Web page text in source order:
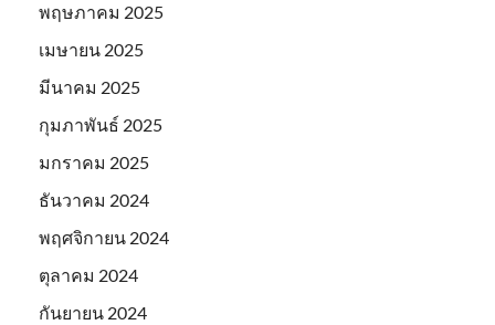
พฤษภาคม 2025
เมษายน 2025
มีนาคม 2025
กุมภาพันธ์ 2025
มกราคม 2025
ธันวาคม 2024
พฤศจิกายน 2024
ตุลาคม 2024
กันยายน 2024